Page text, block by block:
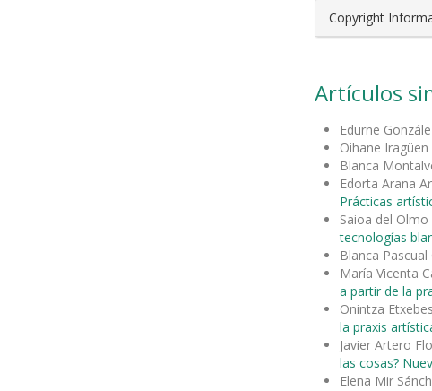
Copyright
Artículos
Edurne
Oihane Iragüen
Blanca
Edorta Arana
Prácticas
Saioa del
tecnologías
Blanca
María Vicenta
a partir de la
Onintza
la praxis
Javier Artero
las cosas?
Elena Mir